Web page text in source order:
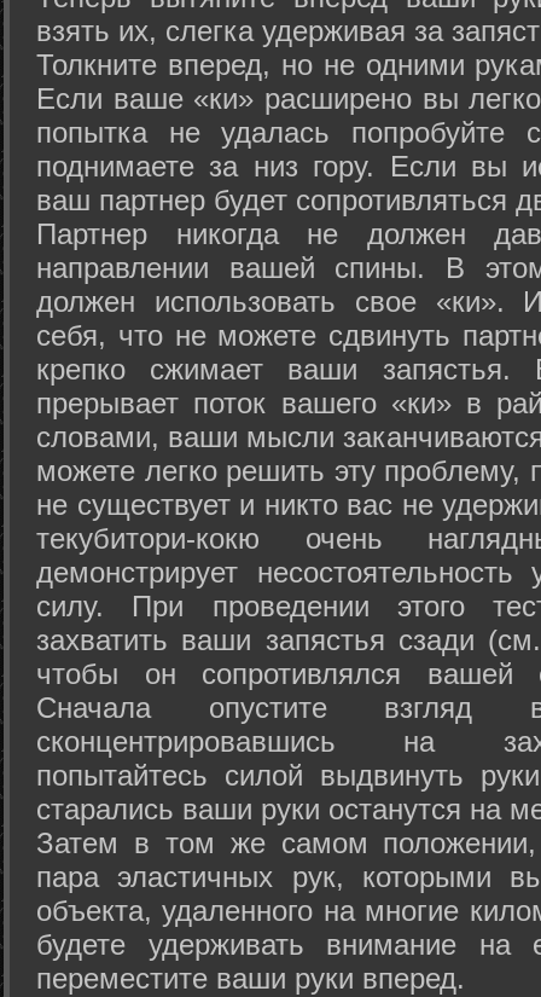
взять их, слегка удерживая за
Толкните вперед, но не одними
Если ваше «ки» расширено вы
попытка не удалась попробуйте
поднимаете за низ гору. Если вы
ваш партнер будет сопротивляться
Партнер никогда не должен
направлении вашей спины. В
должен использовать свое «ки».
себя, что не можете сдвинуть
крепко сжимает ваши запястья.
прерывает поток вашего «ки» в
словами, ваши мысли
можете легко решить эту проблему,
не существует и никто вас не
текубитори-кокю очень
демонстрирует
силу. При проведении этого
захватить ваши запястья сзади
чтобы он сопротивлялся вашей
Сначала опустите
сконцентрировавшись на
попытайтесь силой выдвинуть
старались ваши руки останутся на
Затем в том же самом положении,
пара эластичных рук, которыми
объекта, удаленного на многие
будете удерживать внимание на
переместите ваши руки вперед.